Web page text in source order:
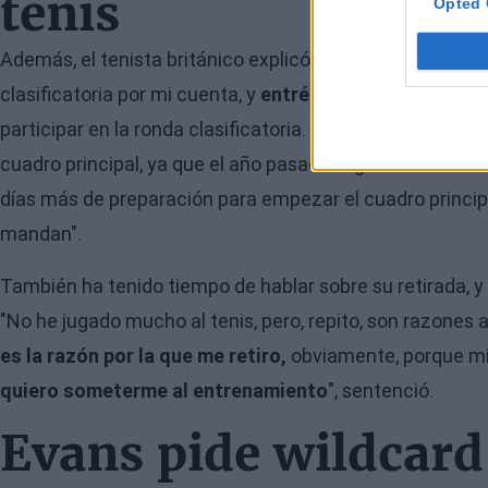
tenis
Además, el tenista británico explicó cómo vivió los días
clasificatoria por mi cuenta, y entré a último minuto.
participar en la ronda clasificatoria.
cuadro principal, ya que el año pasado llegué a
días más de preparación para empezar el cuadro
mandan".
También ha tenido tiempo de hablar sobre su retirada,
"No he jugado mucho al tenis, pero, repito, son razones
es la razón por la que me retiro, obviamente, porque
quiero someterme al entrenamiento", sentenció.
Evans pide